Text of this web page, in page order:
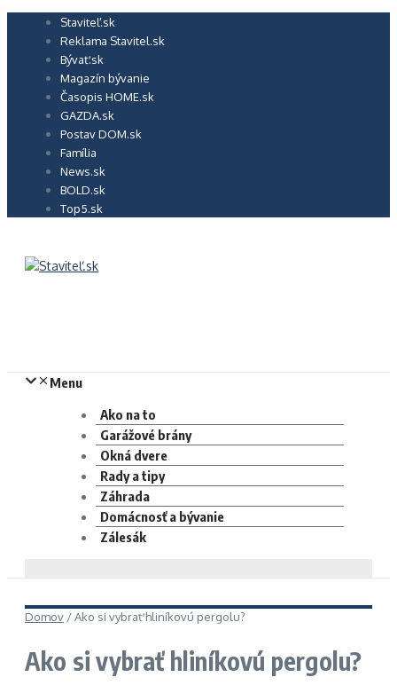
Preskočiť
Staviteľ.sk
Reklama Stavitel.sk
Bývať.sk
Magazín bývanie
Časopis HOME.sk
GAZDA.sk
Postav DOM.sk
Família
News.sk
BOLD.sk
Top5.sk
Menu
Ako na to
Garážové brány
Okná dvere
Rady a tipy
Záhrada
Domácnosť a bývanie
Zálesák
Domov /Ako si vybrať hliníkovú pergolu?
Ako si vybrať hliníkovú pergolu?